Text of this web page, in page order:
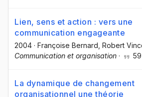
Lien, sens et action : vers une
communication engageante
2004 · Françoise Bernard , Robert
Communication et organisation · 59
La dynamique de changement
organisationnel une théorie